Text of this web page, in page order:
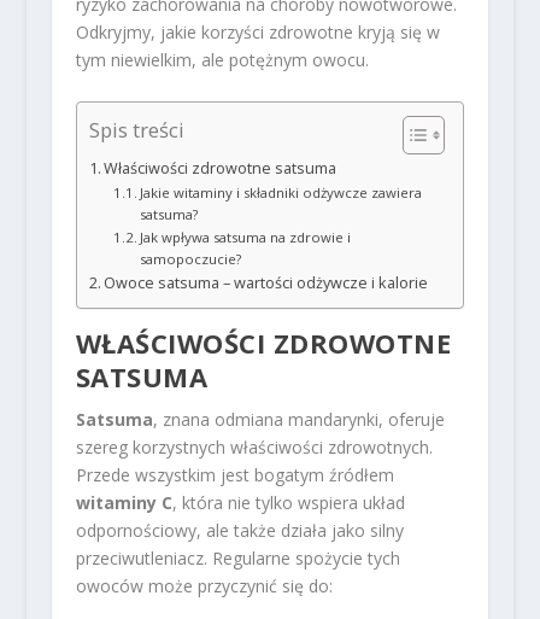
Odkryjmy, jakie korzyści zdrowotne kryją się w
tym niewielkim, ale potężnym owocu.
Spis treści
Właściwości zdrowotne satsuma
Jakie witaminy i składniki odżywcze zawiera
satsuma?
Jak wpływa satsuma na zdrowie i
samopoczucie?
Owoce satsuma – wartości odżywcze i kalorie
WŁAŚCIWOŚCI ZDROWOTNE
SATSUMA
Satsuma, znana odmiana mandarynki, oferuje
szereg korzystnych właściwości zdrowotnych.
Przede wszystkim jest bogatym źródłem
witaminy C, która nie tylko wspiera układ
odpornościowy, ale także działa jako silny
przeciwutleniacz. Regularne spożycie tych
owoców może przyczynić się do: